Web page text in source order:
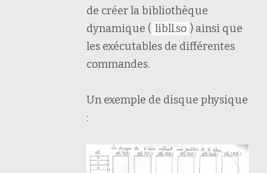
de créer la bibliothèque
dynamique ( libll.so ) ainsi que
les exécutables de différentes
commandes.
Un exemple de disque physique
: